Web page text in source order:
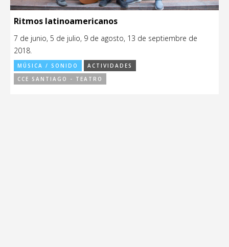
Ritmos latinoamericanos
7 de junio, 5 de julio, 9 de agosto, 13 de septiembre de
2018.
MÚSICA / SONIDO
ACTIVIDADES
CCE SANTIAGO - TEATRO